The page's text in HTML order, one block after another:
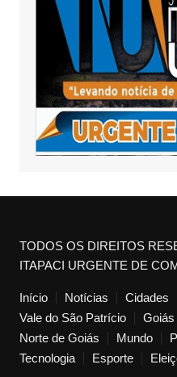
TODOS OS DIREITOS
ITAPACI URGENTE DE
Início Notícias Cidades
Vale do São Patrício
Goiás
Norte de Goiás
Mundo
Tecnologia
Esporte